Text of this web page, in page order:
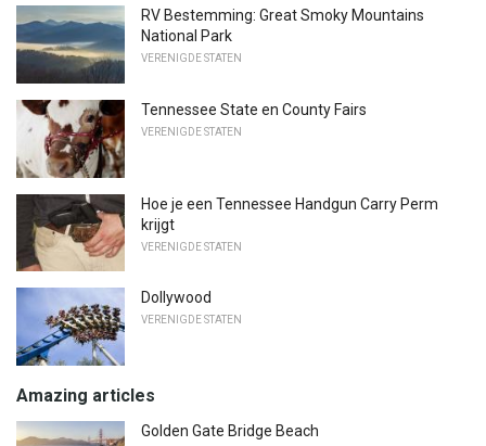
RV Bestemming: Great Smoky Mountains
National Park
VERENIGDE STATEN
Tennessee State en County Fairs
VERENIGDE STATEN
Hoe je een Tennessee Handgun Carry Perm
krijgt
VERENIGDE STATEN
Dollywood
VERENIGDE STATEN
Amazing articles
Golden Gate Bridge Beach